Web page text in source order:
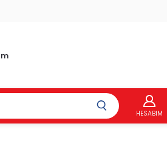
HESABIM